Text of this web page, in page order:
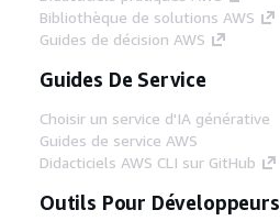
Bibliothèque de solutions AWS
Guides de décision AWS
Guides De Service
Choisir un service d'IA générative
Guides de service AWS
Didacticiels AWS CLI sur GitHub
Outils Pour Développeurs